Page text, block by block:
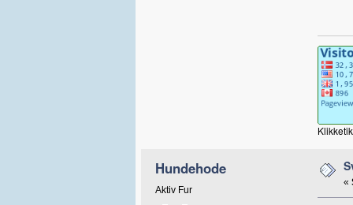
Hundehode
Aktiv Fur
«